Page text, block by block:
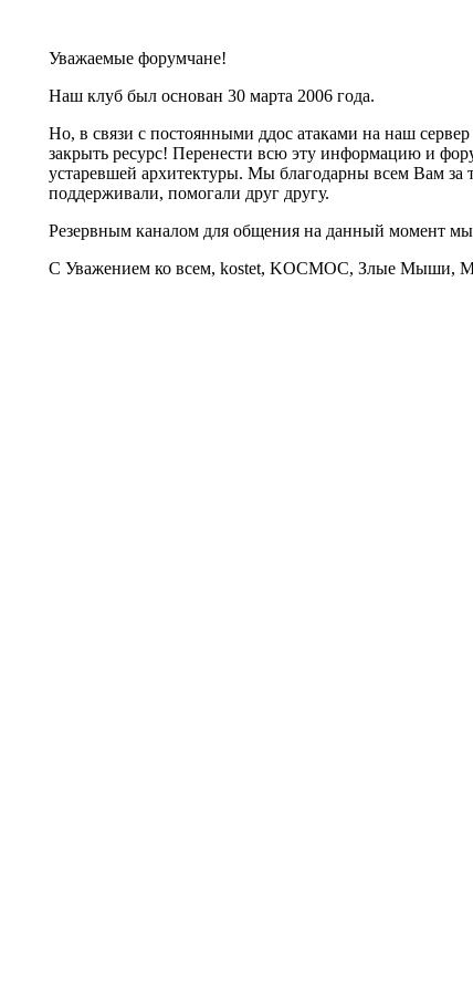
Уважаемые форумчане!
Наш клуб был основан 30 марта 2006 года.
Но, в связи с постоянными ддос атаками на наш
закрыть ресурс! Перенести всю эту информацию и
устаревшей архитектуры. Мы благодарны всем Вам за
поддерживали, помогали друг другу.
Резервным каналом для общения на данный момент
С Уважением ко всем, kostet, KOCMOC, Злые Мыши,